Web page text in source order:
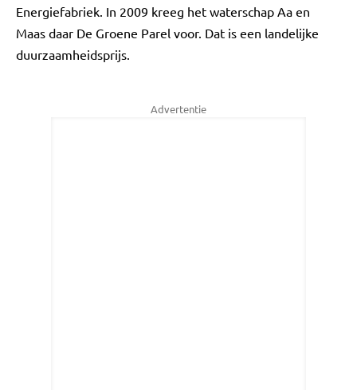
Energiefabriek. In 2009 kreeg het waterschap Aa en
Maas daar De Groene Parel voor. Dat is een landelijke
duurzaamheidsprijs.
Advertentie